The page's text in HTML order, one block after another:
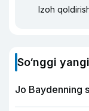
Izoh
So‘nggi
Jo Baydenning